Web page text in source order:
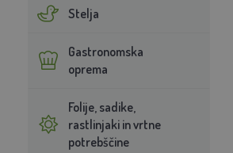
Stelja
Gastronomska
oprema
Folije, sadike,
rastlinjaki in vrtne
potrebščine